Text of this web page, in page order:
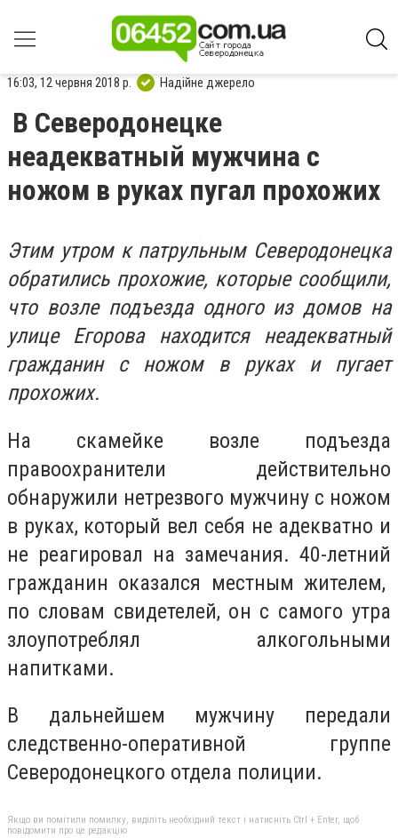
16:03, 12 червня 2018 р. Надійне джерело
В Северодонецке
неадекватный мужчина с
ножом в руках пугал прохожих
Этим утром к патрульным Северодонецка
обратились прохожие, которые сообщили,
что возле подъезда одного из домов на
улице Егорова находится неадекватный
гражданин с ножом в руках и пугает
прохожих.
На скамейке возле подъезда
правоохранители действительно
обнаружили нетрезвого мужчину с ножом
в руках, который вел себя не адекватно и
не реагировал на замечания. 40-летний
гражданин оказался местным жителем,
по словам свидетелей, он с самого утра
злоупотреблял алкогольными
напитками.
В дальнейшем мужчину передали
следственно-оперативной группе
Северодонецкого отдела полиции.
Якщо ви помітили помилку, виділіть необхідний текст і натисніть Ctrl + Enter, щоб
повідомити про це редакцію